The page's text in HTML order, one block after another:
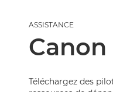
ASSISTANCE
Canon
Téléchargez des